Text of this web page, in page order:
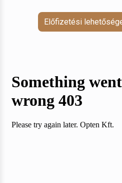
Előfizetési